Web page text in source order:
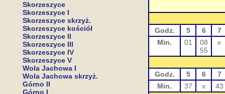
Skorzeszyce
Skorzeszyce I
Skorzeszyce skrzyż.
Skorzeszyce kościół
Skorzeszyce II
Skorzeszyce III
Skorzeszyce IV
Skorzeszyce V
Wola Jachowa I
Wola Jachowa skrzyż.
Górno II
Górno I
Godz. 5 6
7
Min.
01
08
55
x
Godz. 5 6
7
Min.
37 x 43